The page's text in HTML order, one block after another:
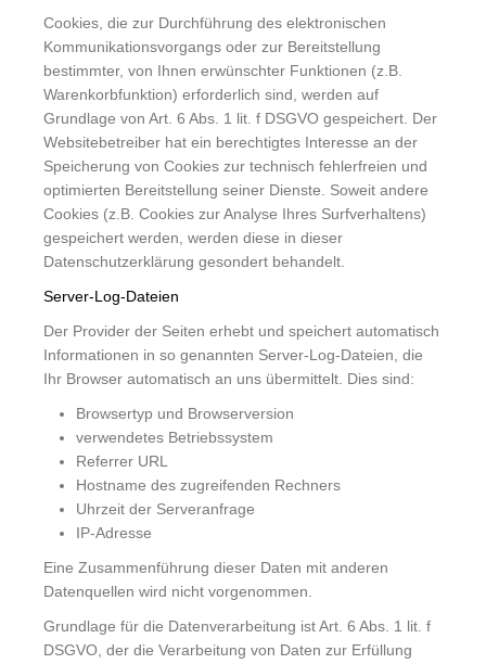
Cookies, die zur Durchführung des elektronischen
Kommunikationsvorgangs oder zur Bereitstellung
bestimmter, von Ihnen erwünschter Funktionen (z.B.
Warenkorbfunktion) erforderlich sind, werden auf
Grundlage von Art. 6 Abs. 1 lit. f DSGVO gespeichert. Der
Websitebetreiber hat ein berechtigtes Interesse an der
Speicherung von Cookies zur technisch fehlerfreien und
optimierten Bereitstellung seiner Dienste. Soweit andere
Cookies (z.B. Cookies zur Analyse Ihres Surfverhaltens)
gespeichert werden, werden diese in dieser
Datenschutzerklärung gesondert behandelt.
Server-Log-Dateien
Der Provider der Seiten erhebt und speichert automatisch
Informationen in so genannten Server-Log-Dateien, die
Ihr Browser automatisch an uns übermittelt. Dies sind:
Browsertyp und Browserversion
verwendetes Betriebssystem
Referrer URL
Hostname des zugreifenden Rechners
Uhrzeit der Serveranfrage
IP-Adresse
Eine Zusammenführung dieser Daten mit anderen
Datenquellen wird nicht vorgenommen.
Grundlage für die Datenverarbeitung ist Art. 6 Abs. 1 lit. f
DSGVO, der die Verarbeitung von Daten zur Erfüllung